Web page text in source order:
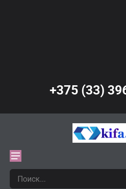
+375 (33)